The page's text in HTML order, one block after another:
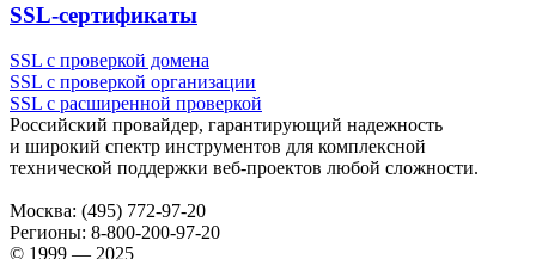
SSL-сертификаты
SSL с проверкой домена
SSL с проверкой организации
SSL с расширенной проверкой
Российский провайдер, гарантирующий надежность
и широкий спектр инструментов для комплексной
технической поддержки веб-проектов любой сложности.
Москва: (495) 772-97-20
Регионы: 8-800-200-97-20
© 1999 — 2025